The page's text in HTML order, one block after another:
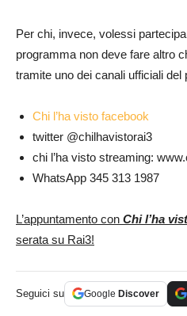
Per chi, invece, volessi
programma non deve fare altro
tramite uno dei canali ufficiali del
Chi l’ha visto facebook
twitter @chilhavistorai3
chi l’ha visto streaming:
WhatsApp 345 313 1987
L’appuntamento con Chi l’ha
serata su Rai3!
Seguici su Google Discover